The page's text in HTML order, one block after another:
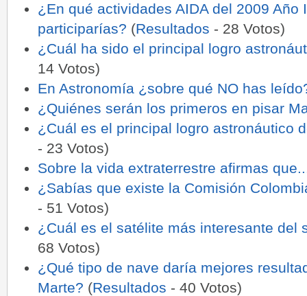
¿En qué actividades AIDA del 2009
participarías? (Resultados - 28 Votos)
¿Cuál ha sido el principal logro
14 Votos)
En Astronomía ¿sobre qué NO has
¿Quiénes serán los primeros en pisar
¿Cuál es el principal logro astronáutico
- 23 Votos)
Sobre la vida extraterrestre afirmas
¿Sabías que existe la Comisión
- 51 Votos)
¿Cuál es el satélite más interesante del
68 Votos)
¿Qué tipo de nave daría mejores
Marte? (Resultados - 40 Votos)